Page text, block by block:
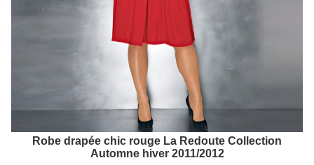
Robe drapée chic rouge La Redoute Collection
Automne hiver 2011/2012